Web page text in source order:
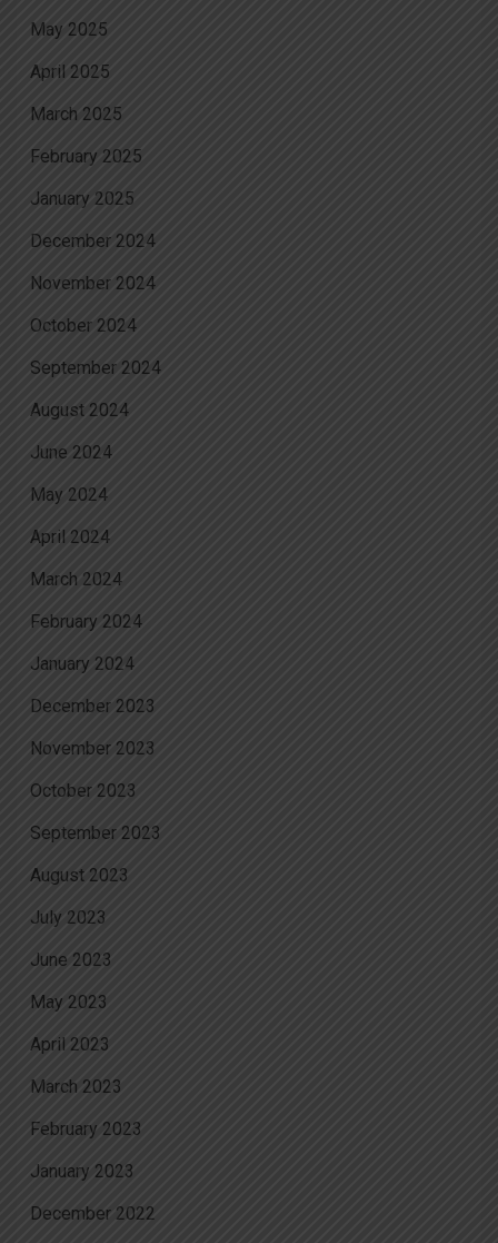
May 2025
April 2025
March 2025
February 2025
January 2025
December 2024
November 2024
October 2024
September 2024
August 2024
June 2024
May 2024
April 2024
March 2024
February 2024
January 2024
December 2023
November 2023
October 2023
September 2023
August 2023
July 2023
June 2023
May 2023
April 2023
March 2023
February 2023
January 2023
December 2022